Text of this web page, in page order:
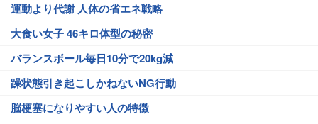
運動より代謝 人体の省エネ戦略
大食い女子 46キロ体型の秘密
バランスボール毎日10分で20kg減
躁状態引き起こしかねないNG行動
脳梗塞になりやすい人の特徴